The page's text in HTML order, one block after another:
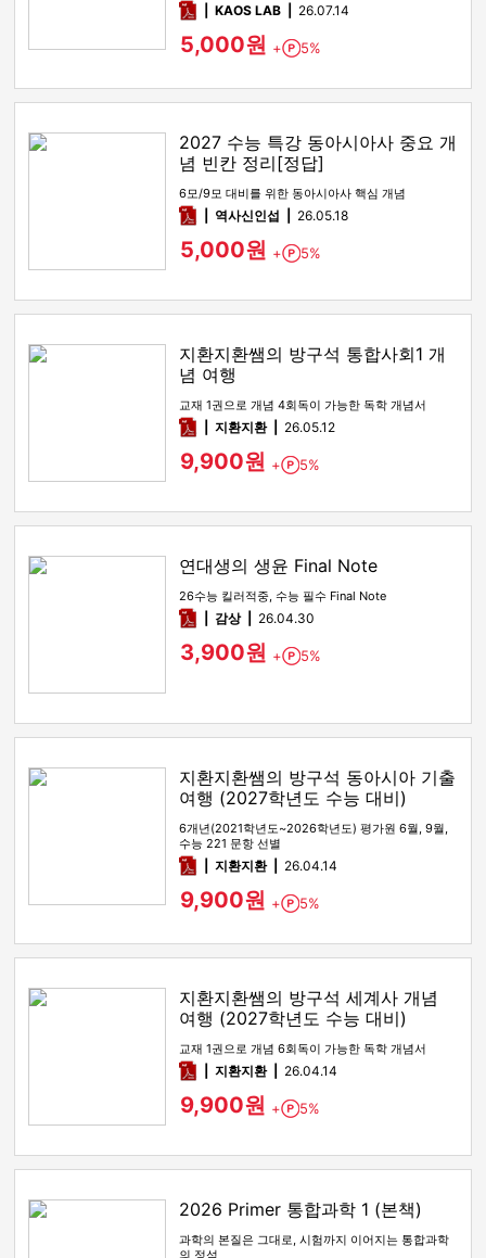
pdfKAOS LAB 26.07.14
5,000원 + Point
5%
2027 수능 특강 동아시아사 중요 개
념 빈칸 정리[정답]
6모/9모 대비를 위한 동아시아사 핵심 개념
pdf역사신인섭 26.05.18
5,000원 + Point
5%
지환지환쌤의 방구석 통합사회1 개
념 여행
교재 1권으로 개념 4회독이 가능한 독학 개념서
pdf지환지환 26.05.12
9,900원 + Point
5%
연대생의 생윤 Final Note
26수능 킬러적중, 수능 필수 Final Note
pdf감상​ 26.04.30
3,900원 + Point
5%
지환지환쌤의 방구석 동아시아 기출
여행 (2027학년도 수능 대비)
6개년(2021학년도~2026학년도) 평가원 6월, 9월,
수능 221 문항 선별
pdf지환지환 26.04.14
9,900원 + Point
5%
지환지환쌤의 방구석 세계사 개념
여행 (2027학년도 수능 대비)
교재 1권으로 개념 6회독이 가능한 독학 개념서
pdf지환지환 26.04.14
9,900원 + Point
5%
2026 Primer 통합과학 1 (본책)
과학의 본질은 그대로, 시험까지 이어지는 통합과학
의 정석